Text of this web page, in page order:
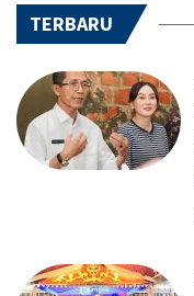
TERBARU